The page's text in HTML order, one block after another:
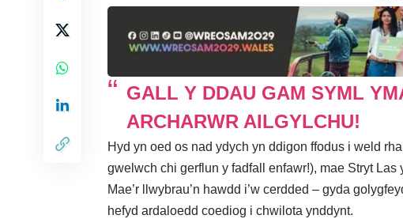
GALL Y DDAU GAM SYML
ARCHARWR AILGYLCHU!
Hyd yn oed os nad ydych yn ddigon ffodus i weld
gwelwch chi gerflun y fadfall enfawr!), mae Stryt
Mae’r llwybrau’n hawdd i’w cerdded – gyda
hefyd ardaloedd coediog i chwilota ynddynt.